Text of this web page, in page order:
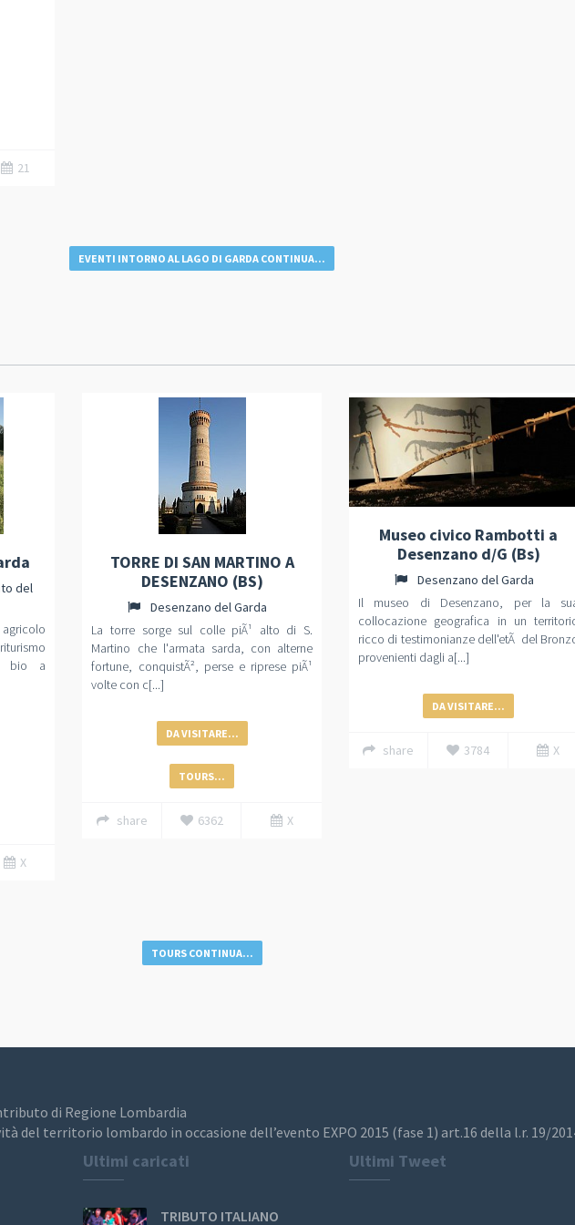
21
EVENTI INTORNO AL LAGO DI GARDA CONTINUA...
del
bio a
X
TORRE DI SAN MARTINO A
DESENZANO (BS)
Desenzano del Garda
La torre sorge sul colle piÃ¹ alto di S.
Martino che l'armata sarda, con alterne
fortune, conquistÃ², perse e riprese piÃ¹
volte con c[...]
DA VISITARE...
TOURS...
share 6362 X
Museo civico Rambotti a
Desenzano d/G (Bs)
Desenzano del Garda
Il museo di Desenzano, per la
collocazione geografica in un
ricco di testimonianze dell'etÃ del
provenienti dagli a[...]
DA VISITARE...
share 3784 X
TOURS CONTINUA...
di Regione Lombardia
del territorio lombardo in occasione dell’evento EXPO 2015 (fase 1) art.16 della l.r. 19/
Ultimi caricati
TRIBUTO ITALIANO
Ultimi Tweet